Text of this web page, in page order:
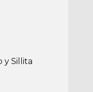
y Sillita